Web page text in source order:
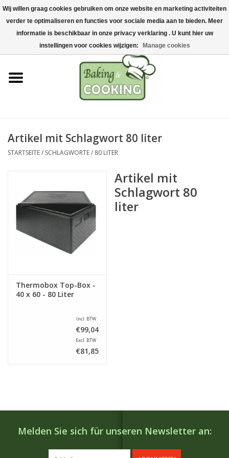
Startseite
Koch-&Backutensilien
Maschinen & Teile
Edelstahl
Rohstoffe & Präsentation
Aktionen
Artikel mit Schlagwort 80 liter
STARTSEITE/ SCHLAGWORTE/ 80 LITER
Thermobox Top-Box -
40 x 60 - 80 Liter
Incl. BTW
€99,04
Excl. BTW
€81,85
Artikel mit
Schlagwort 80
liter
Melden Sie sich für unseren Newsletter an:
Wij willen graag cookies gebruiken om onze website en marketing activiteiten
verder te optimaliseren en functies voor sociale media aan te bieden. Meer
informatie is beschikbaar in onze privacy verklaring . U kunt hier uw
instellingen voor cookies wijzigen:
Manage cookies